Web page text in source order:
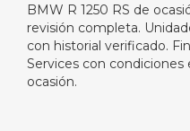
BMW R 1250 RS de
revisión completa.
con historial verificado.
Services con condiciones
ocasión.